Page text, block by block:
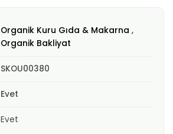
Organik Kuru Gıda & Makarna ,
Organik Bakliyat
SKOU00380
Evet
Evet